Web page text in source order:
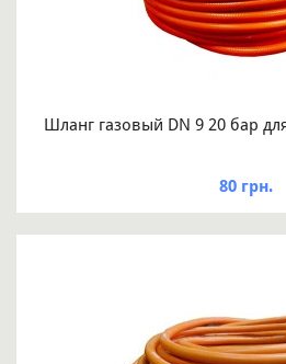
Шланг газовый DN 9 20 бар
80 грн.